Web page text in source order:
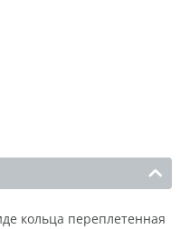
кольца переплетенная